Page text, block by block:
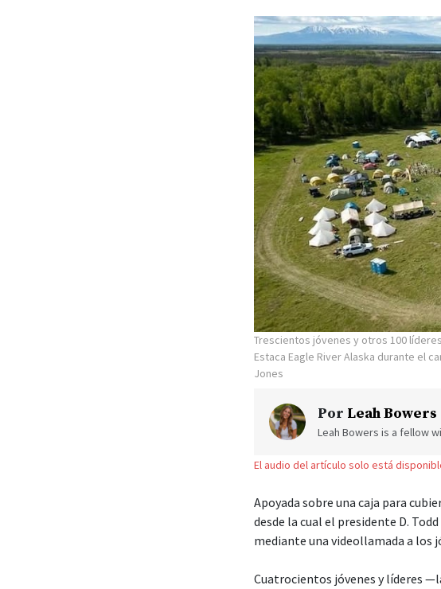
Trescientos jóvenes y otros 100
Estaca Eagle River Alaska durante el
Jones
Por Leah Bowers
Leah Bowers is a fellow
El audio del artículo solo está
Apoyada sobre una caja para
desde la cual el presidente D.
mediante una videollamada a los
Cuatrocientos jóvenes y líderes